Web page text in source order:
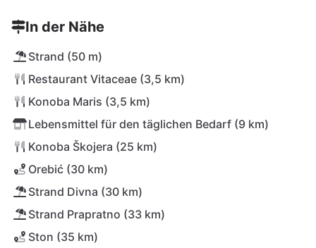
In der Nähe
Strand (50 m)
Restaurant Vitaceae (3,5 km)
Konoba Maris (3,5 km)
Lebensmittel für den täglichen Bedarf (9 km)
Konoba Škojera (25 km)
Orebić (30 km)
Strand Divna (30 km)
Strand Prapratno (33 km)
Ston (35 km)